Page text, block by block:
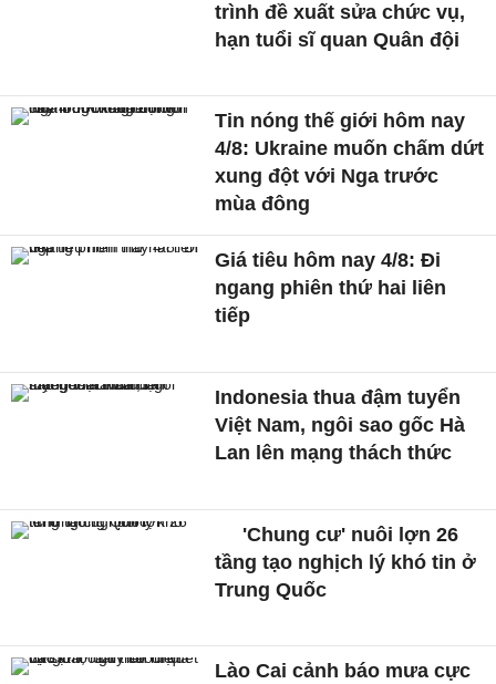
trình đề xuất sửa chức vụ,
hạn tuổi sĩ quan Quân đội
Tin nóng thế giới hôm nay
4/8: Ukraine muốn chấm dứt
xung đột với Nga trước
mùa đông
Giá tiêu hôm nay 4/8: Đi
ngang phiên thứ hai liên
tiếp
Indonesia thua đậm tuyển
Việt Nam, ngôi sao gốc Hà
Lan lên mạng thách thức
'Chung cư' nuôi lợn 26
tầng tạo nghịch lý khó tin ở
Trung Quốc
Lào Cai cảnh báo mưa cực